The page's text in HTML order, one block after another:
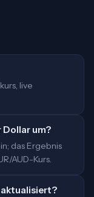
live
Dollar um?
das Ergebnis
AUD-Kurs.
aktualisiert?